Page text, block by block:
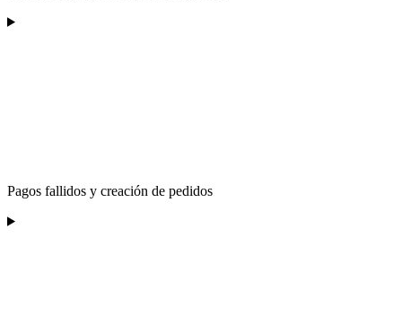
Pagos fallidos y creación de pedidos